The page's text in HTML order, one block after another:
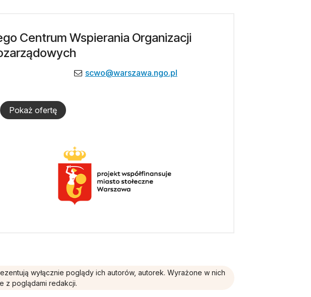
Centrum Wspierania Organizacji
scwo@warszawa.ngo.pl
Pokaż ofertę
wyłącznie poglądy ich autorów, autorek. Wyrażone w nich
z poglądami redakcji.